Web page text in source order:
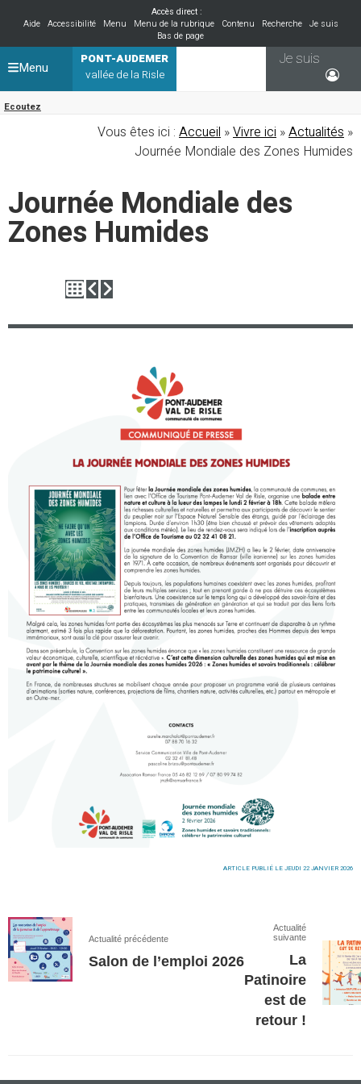
Accès direct :
Aide
Accessibilité Menu Menu de la rubrique Contenu Recherche
Je suis
Bas de page
PONT-AUDEMER
vallée de la Risle
Ecoutez
Je suis
Menu
Vous êtes ici : Accueil »Vivre ici »Actualités »
Journée Mondiale des Zones Humides
Journée Mondiale des
Zones Humides
ARTICLE PUBLIÉ LE JEUDI 22 JANVIER 2026
Actualité précédente
Salon de l’emploi 2026
Actualité
suivante
La
Patinoire
est de
retour !